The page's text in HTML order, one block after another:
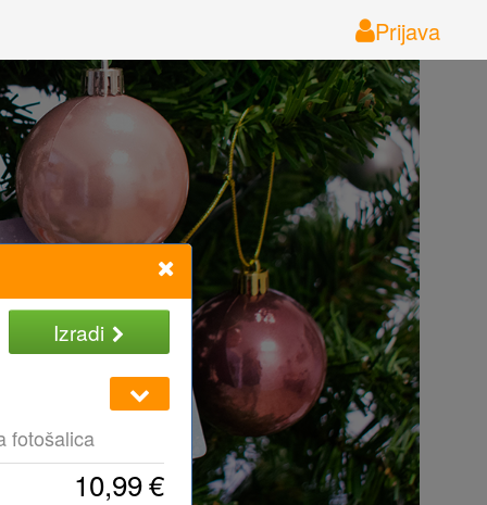
Prijava
fotošalica
10,99€
Izradi